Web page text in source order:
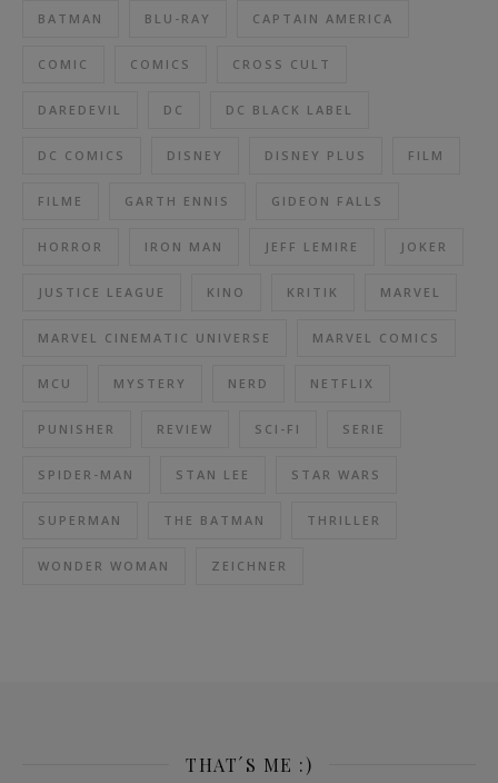
BATMAN BLU-RAY CAPTAIN AMERICA
COMIC COMICS CROSS CULT
DAREDEVIL DC DC BLACK LABEL
DC COMICS DISNEY DISNEY PLUS FILM
FILME GARTH ENNIS GIDEON FALLS
HORROR IRON MAN JEFF LEMIRE JOKER
JUSTICE LEAGUE KINO KRITIK MARVEL
MARVEL CINEMATIC UNIVERSE MARVEL COMICS
MCU MYSTERY NERD NETFLIX
PUNISHER REVIEW SCI-FI SERIE
SPIDER-MAN STAN LEE STAR WARS
SUPERMAN THE BATMAN THRILLER
WONDER WOMAN ZEICHNER
THAT´S ME :)